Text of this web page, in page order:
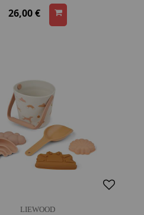
26,00 €
LIEWOOD